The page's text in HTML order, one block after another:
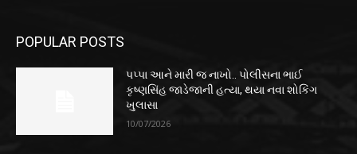
POPULAR POSTS
પપ્પા આને મારી જ નાખો.. પોલીસના ભાઈ
કૃષ્ણસિંહ જાડેજાની હત્યા, થયા નવા શોકિંગ
ખુલાસા
10/07/2026